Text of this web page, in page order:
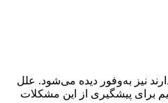
نیز به‌وفور دیده می‌شود. علل
برای پیشگیری از این مشکلات